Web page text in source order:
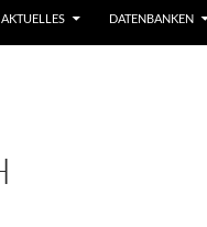
AKTUELLES
DATENBANKEN